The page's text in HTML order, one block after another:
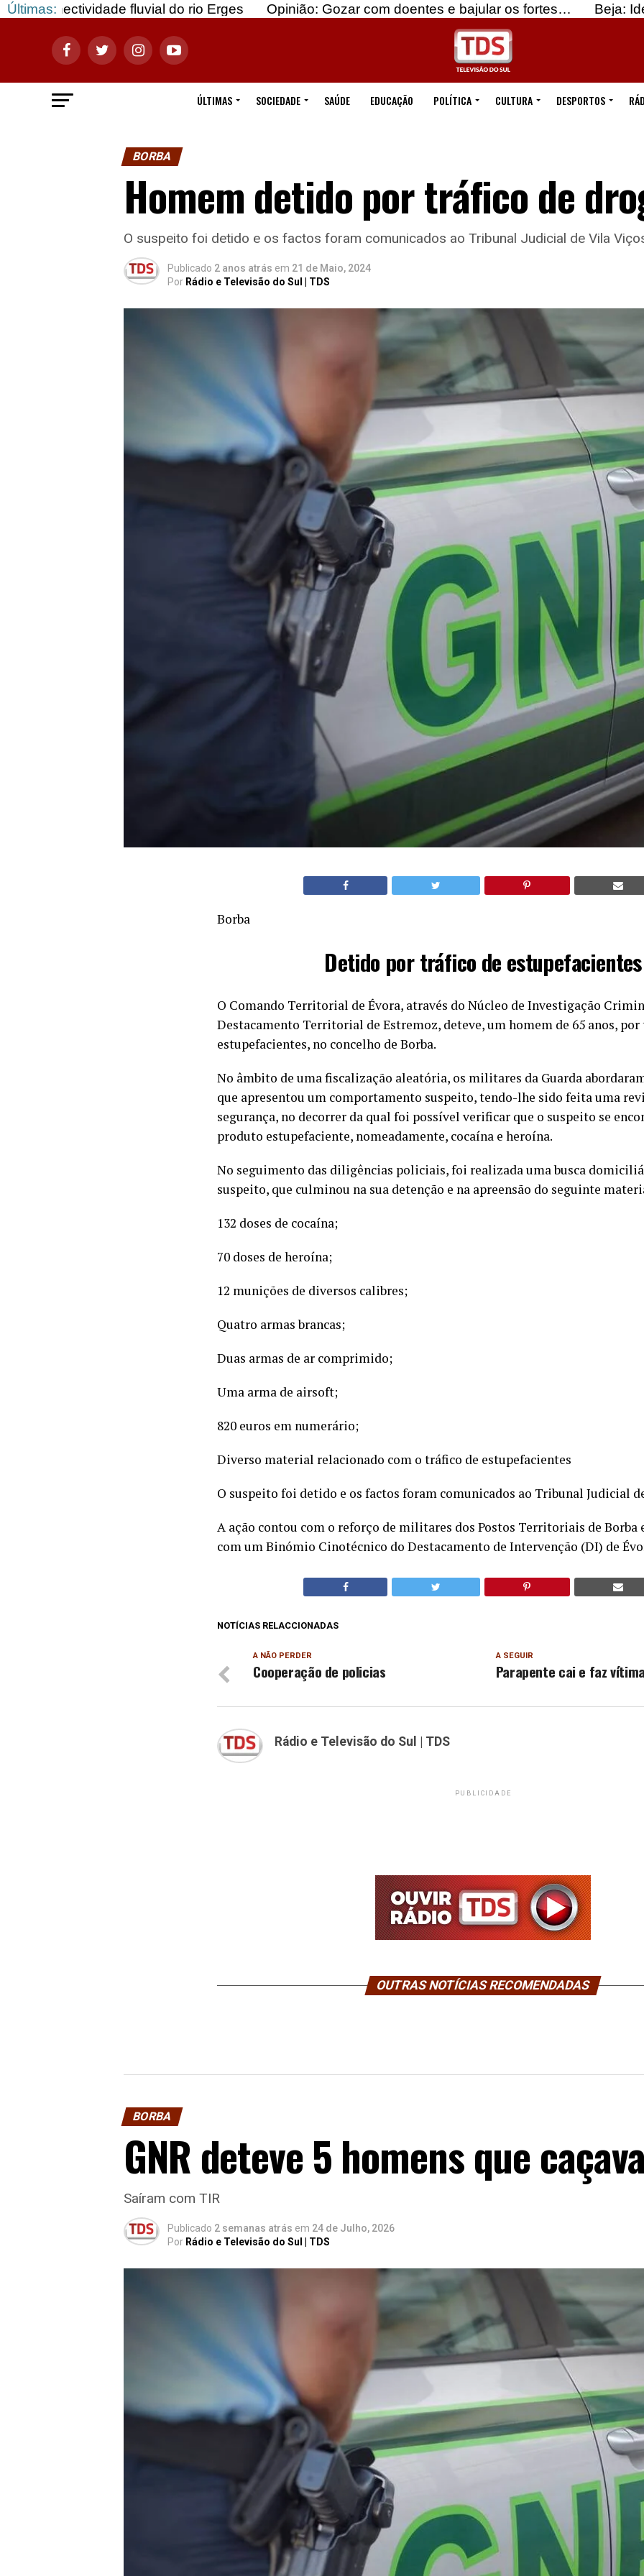
Últimas:fluvial do rio Erges Opinião: Gozar com doentes e bajular os fortes… Beja: Identificados
ÚLTIMAS SOCIEDADE SAÚDE EDUCAÇÃO POLÍTICA CULTURA DESPORTOS
BORBA
Homem detido por tráfico de
O suspeito foi detido e os factos foram comunicados ao Tribunal Judicial de Vila
Publicado 2 anos atrás em 21 de Maio, 2024
Por Rádio e Televisão do Sul | TDS
Borba
Detido por tráfico de estupefacientes
O Comando Territorial de Évora, através do Núcleo de Investigação
Destacamento Territorial de Estremoz, deteve, um homem de 65 anos,
estupefacientes, no concelho de Borba.
No âmbito de uma fiscalização aleatória, os militares da Guarda
que apresentou um comportamento suspeito, tendo-lhe sido feita uma
segurança, no decorrer da qual foi possível verificar que o suspeito se
produto estupefaciente, nomeadamente, cocaína e heroína.
No seguimento das diligências policiais, foi realizada uma busca
suspeito, que culminou na sua detenção e na apreensão do seguinte
132 doses de cocaína;
70 doses de heroína;
12 munições de diversos calibres;
Quatro armas brancas;
Duas armas de ar comprimido;
Uma arma de airsoft;
820 euros em numerário;
Diverso material relacionado com o tráfico de estupefacientes
O suspeito foi detido e os factos foram comunicados ao Tribunal Judicial
A ação contou com o reforço de militares dos Postos Territoriais de Borba
com um Binómio Cinotécnico do Destacamento de Intervenção (DI) de
NOTÍCIAS RELACCIONADAS
A SEGUIR
Parapente cai e faz
A NÃO PERDER
Cooperação de policias
Rádio e Televisão do Sul | TDS
PUBLICIDADE
OUTRAS NOTÍCIAS RECOMENDADAS
BORBA
GNR deteve 5 homens que
Saíram com TIR
Publicado 2 semanas atrás em 24 de Julho, 2026
Por Rádio e Televisão do Sul | TDS